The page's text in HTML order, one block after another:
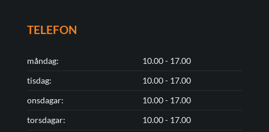
TELEFON
måndag:
10.00 - 17.00
tisdag:
10.00 - 17.00
onsdagar:
10.00 - 17.00
torsdagar:
10.00 - 17.00